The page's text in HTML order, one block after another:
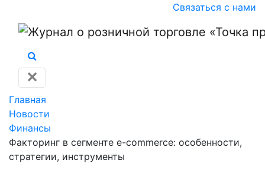
Связаться с нами
✕
Главная
Новости
Финансы
Факторинг в сегменте e-commerce: особенности,
стратегии, инструменты